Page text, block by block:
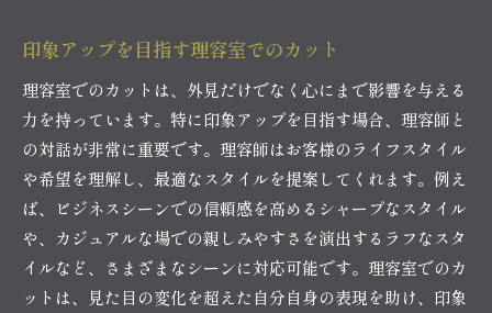
印象アップを目指す理容室でのカット
理容室でのカットは、外見だけでなく心にまで影響を与える
力を持っています。特に印象アップを目指す場合、理容師と
の対話が非常に重要です。理容師はお客様のライフスタイル
や希望を理解し、最適なスタイルを提案してくれます。例え
ば、ビジネスシーンでの信頼感を高めるシャープなスタイル
や、カジュアルな場での親しみやすさを演出するラフなスタ
イルなど、さまざまなシーンに対応可能です。理容室でのカ
ットは、見た目の変化を超えた自分自身の表現を助け、印象